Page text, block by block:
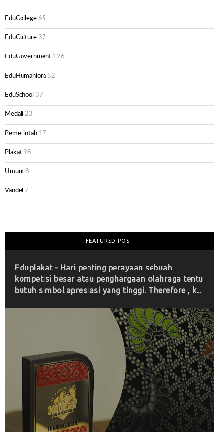
EduCollege 65
EduCulture 37
EduGovernment 126
EduHumaniora 52
EduSchool 37
Medali 23
Pemerintah 17
Plakat 98
Umum 8
Vandel 7
FEATURED POST
Eduplakat - Hari penting perayaan sebuah
kompetisi besar atau penghargaan olahraga tentu
butuh simbol apresiasi yang tinggi. Therefore , k...